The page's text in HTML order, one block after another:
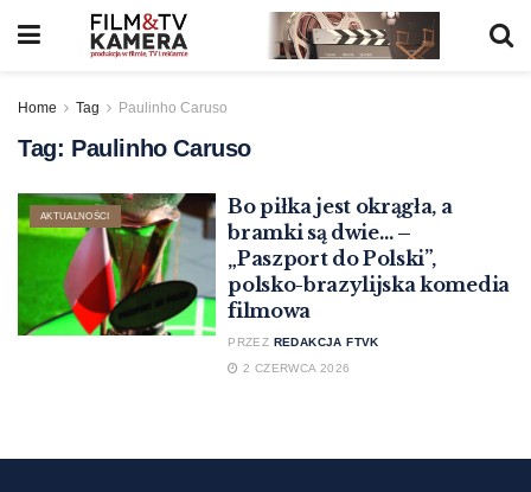
Home Tag Paulinho Caruso
Tag: Paulinho Caruso
AKTUALNOŚCI
Bo piłka jest okrągła, a
bramki są dwie… –
„Paszport do Polski”,
polsko-brazylijska komedia
filmowa
PRZEZ REDAKCJA FTVK
2 CZERWCA 2026